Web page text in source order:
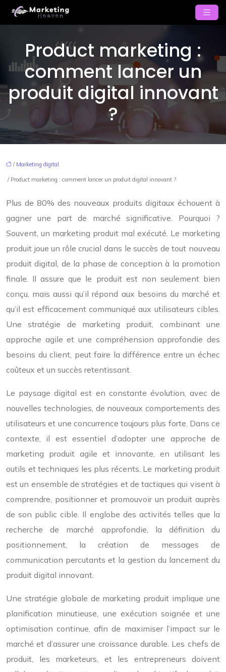
Product marketing :
comment lancer un
produit digital innovant
?
/ Marketing digital
/ Product marketing : comment lancer un produit digital innovant ?
Plus de 80% des nouveaux produits digitaux échouent à
gagner une part de marché significative. Pourquoi ?
Souvent, un marketing produit mal exécuté. Le marketing
produit joue un rôle crucial dans le succès de tout nouveau
produit digital, de la phase de conception à la promotion
finale. Il assure que le produit est non seulement bien
conçu, mais aussi qu’il répond aux besoins du marché et
qu’il est efficacement communiqué aux utilisateurs cibles.
Une stratégie de marketing produit, combinant une
approche agile et une compréhension approfondie des
besoins du client, peut faire la différence entre un échec
coûteux et un succès retentissant.
Le paysage digital est en constante évolution, avec de
nouvelles technologies, de nouveaux comportements des
utilisateurs et une concurrence toujours plus forte. Dans ce
contexte, il est essentiel d’adopter une approche de
marketing produit agile et innovante, en utilisant les
outils et techniques les plus récents. Le marketing produit
est un ensemble de stratégies et de tactiques qui visent à
comprendre, positionner et promouvoir un produit auprès
de son public cible. Il englobe des activités telles que la
recherche de marché approfondie, la définition du
positionnement, la création de messages de
communication percutants et la gestion du lancement du
produit digital innovant.
Une stratégie globale de marketing produit implique une
planification minutieuse, une exécution soignée et une
optimisation continue, afin de maximiser l’impact sur le
marché et d’assurer une croissance durable. Les chefs de
produit, les marketeurs, et les entrepreneurs doivent